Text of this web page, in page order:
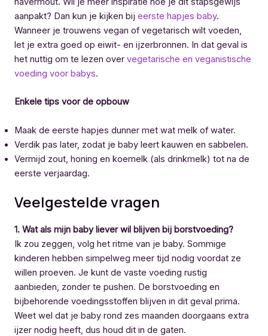
aanpakt? Dan kun je kijken bij eerste hapjes baby.
Wanneer je trouwens vegan of vegetarisch wilt voeden,
let je extra goed op eiwit- en ijzerbronnen. In dat geval is
het nuttig om te lezen over vegetarische en veganistische
voeding voor babys.
Enkele tips voor de opbouw
Maak de eerste hapjes dunner met wat melk of water.
Verdik pas later, zodat je baby leert kauwen en sabbelen.
Vermijd zout, honing en koemelk (als drinkmelk) tot na de
eerste verjaardag.
Veelgestelde vragen
1. Wat als mijn baby liever wil blijven bij borstvoeding?
Ik zou zeggen, volg het ritme van je baby. Sommige
kinderen hebben simpelweg meer tijd nodig voordat ze
willen proeven. Je kunt de vaste voeding rustig
aanbieden, zonder te pushen. De borstvoeding en
bijbehorende voedingsstoffen blijven in dit geval prima.
Weet wel dat je baby rond zes maanden doorgaans extra
ijzer nodig heeft, dus houd dit in de gaten.